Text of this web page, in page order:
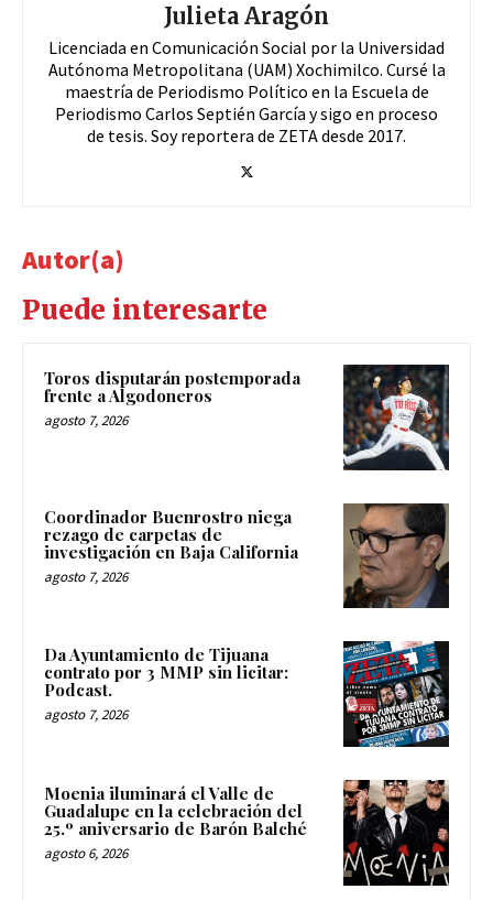
Julieta Aragón
Licenciada en Comunicación Social por la Universidad
Autónoma Metropolitana (UAM) Xochimilco. Cursé la
maestría de Periodismo Político en la Escuela de
Periodismo Carlos Septién García y sigo en proceso
de tesis. Soy reportera de ZETA desde 2017.
Autor(a)
Puede interesarte
Toros disputarán postemporada
frente a Algodoneros
agosto 7, 2026
Coordinador Buenrostro niega
rezago de carpetas de
investigación en Baja California
agosto 7, 2026
Da Ayuntamiento de Tijuana
contrato por 3 MMP sin licitar:
Podcast.
agosto 7, 2026
Moenia iluminará el Valle de
Guadalupe en la celebración del
25.º aniversario de Barón Balché
agosto 6, 2026